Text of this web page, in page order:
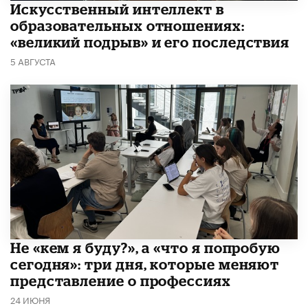
​Искусственный интеллект в
образовательных отношениях:
«великий подрыв» и его последствия
5 АВГУСТА
Не «кем я буду?», а «что я попробую
сегодня»: три дня, которые меняют
представление о профессиях
24 ИЮНЯ